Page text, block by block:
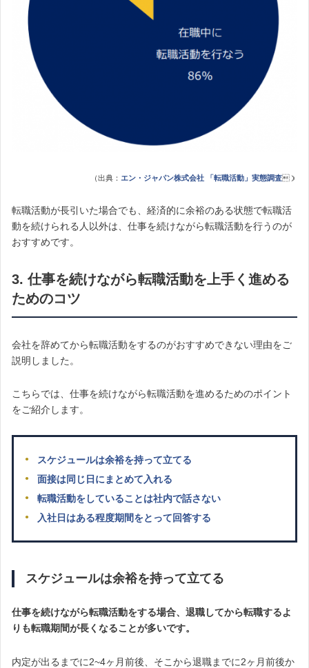
（出典： エン・ジャパン株式会社 「転職活動」実態調査）
転職活動が長引いた場合でも、経済的に余裕のある状態で転職活
動を続けられる人以外は、仕事を続けながら転職活動を行うのが
おすすめです。
3. 仕事を続けながら転職活動を上手く進める
ためのコツ
会社を辞めてから転職活動をするのがおすすめできない理由をご
説明しました。
こちらでは、仕事を続けながら転職活動を進めるためのポイント
をご紹介します。
スケジュールは余裕を持って立てる
面接は同じ日にまとめて入れる
転職活動をしていることは社内で話さない
入社日はある程度期間をとって回答する
スケジュールは余裕を持って立てる
仕事を続けながら転職活動をする場合、退職してから転職するよ
りも転職期間が長くなることが多いです。
内定が出るまでに2~4ヶ月前後、そこから退職までに2ヶ月前後か